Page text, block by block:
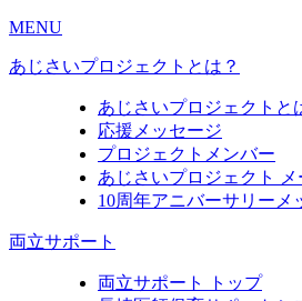
MENU
あじさいプロジェクトとは？
あじさいプロジェクトと
応援メッセージ
プロジェクトメンバー
あじさいプロジェクト
10周年アニバーサリーメ
両立サポート
両立サポート トップ